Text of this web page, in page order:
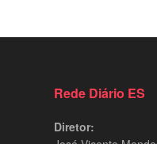
Rede Diário ES
Diretor: